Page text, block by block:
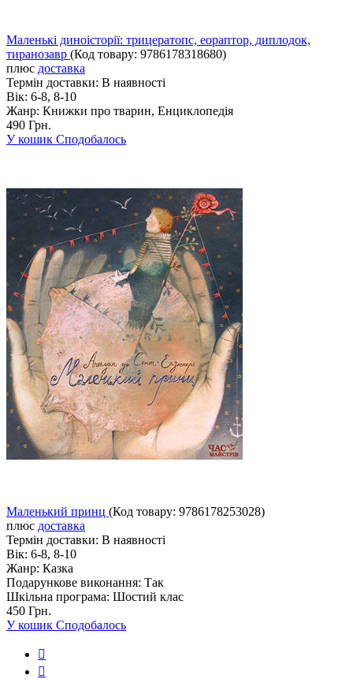
Маленькі диноісторії: трицератопс, еораптор, диплодок,
тиранозавр (Код товару: 9786178318680)
плюс доставка
Термін доставки: В наявності
Вік: 6-8, 8-10
Жанр: Книжки про тварин, Енциклопедія
490 Грн.
У кошик Сподобалось
Маленький принц (Код товару: 9786178253028)
плюс доставка
Термін доставки: В наявності
Вік: 6-8, 8-10
Жанр: Казка
Подарункове виконання: Так
Шкільна програма: Шостий клас
450 Грн.
У кошик Сподобалось